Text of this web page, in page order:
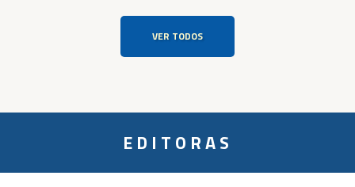
VER TODOS
EDITORAS